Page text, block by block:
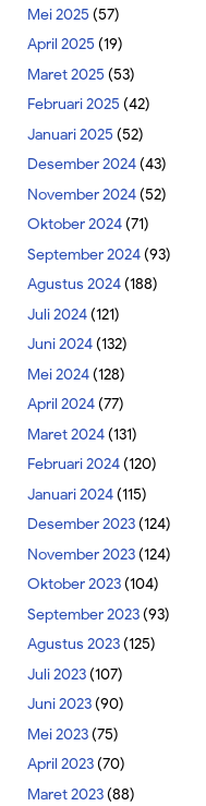
Mei 2025 (57)
April 2025 (19)
Maret 2025 (53)
Februari 2025 (42)
Januari 2025 (52)
Desember 2024(43)
November 2024(52)
Oktober 2024(71)
September 2024(93)
Agustus 2024(188)
Juli 2024(121)
Juni 2024(132)
Mei 2024(128)
April 2024(77)
Maret 2024(131)
Februari 2024(120)
Januari 2024(115)
Desember 2023(124)
November 2023(124)
Oktober 2023(104)
September 2023(93)
Agustus 2023(125)
Juli 2023(107)
Juni 2023(90)
Mei 2023(75)
April 2023(70)
Maret 2023(88)